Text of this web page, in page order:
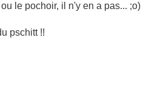
le pochoir, il n'y en a pas... ;o)
pschitt !!